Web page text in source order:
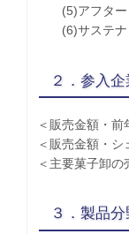
(5)アフター
(6)サステナ
２．参入
＜販売金額・
＜販売金額・
＜主要菓子卸
３．製品